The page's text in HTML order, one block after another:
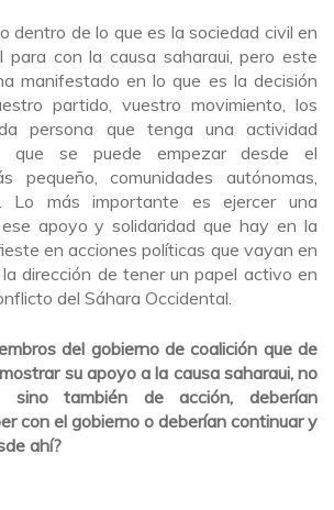
dentro de lo que es la sociedad civil en
para con la causa saharaui, pero este
manifestado en lo que es la decisión
partido, vuestro movimiento, los
persona que tenga una actividad
que se puede empezar desde el
pequeño, comunidades autónomas,
Lo más importante es ejercer una
apoyo y solidaridad que hay en la
en acciones políticas que vayan en
dirección de tener un papel activo en
del Sáhara Occidental.
del gobierno de coalición que de
su apoyo a la causa saharaui, no
sino también de acción, deberían
con el gobierno o deberían continuar y
ahí?